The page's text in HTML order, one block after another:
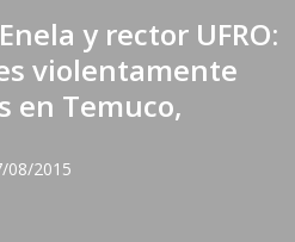
y rector UFRO:
violentamente
en Temuco,
08/2015